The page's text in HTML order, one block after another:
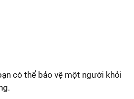
có thể bảo vệ một người khỏi